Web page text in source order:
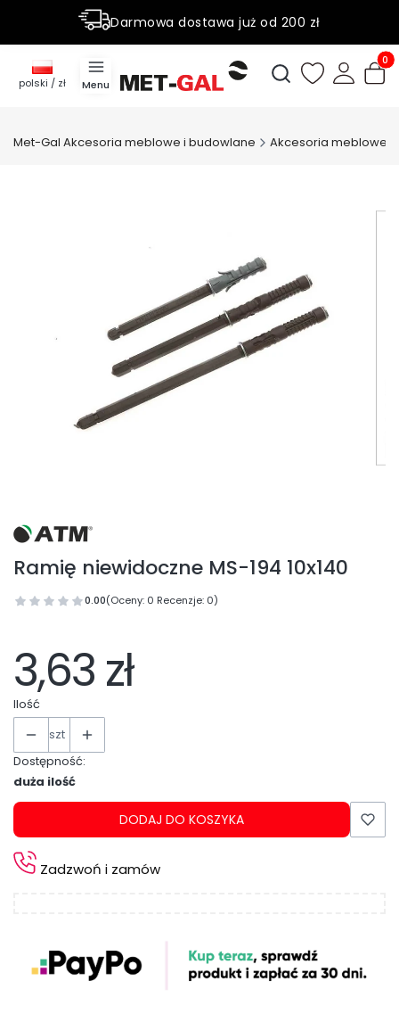
Darmowa dostawa już od 200 zł
Rabaty do 50% na wybrane produky
Menu
Otwórz
polski / zł
Met-Gal Akcesoria meblowe i budowlane Akcesoria meblowe
Ramię niewidoczne MS-194 10x140
0.00(Oceny: 0 Recenzje: 0)
3,63 zł
Ilość
szt
Dostępność:
duża ilość
DODAJ DO KOSZYKA
Zadzwoń i zamów